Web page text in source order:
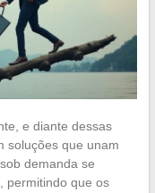
e diante dessas
soluções que unam
demanda se
permitindo que os